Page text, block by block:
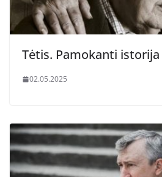
Tėtis. Pamokanti istorija
02.05.2025